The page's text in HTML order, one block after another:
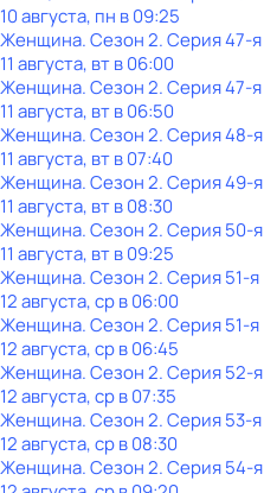
10 августа, пн в 09:25
Женщина. Сезон 2. Серия 47-я
11 августа, вт в 06:00
Женщина. Сезон 2. Серия 47-я
11 августа, вт в 06:50
Женщина. Сезон 2. Серия 48-я
11 августа, вт в 07:40
Женщина. Сезон 2. Серия 49-я
11 августа, вт в 08:30
Женщина. Сезон 2. Серия 50-я
11 августа, вт в 09:25
Женщина. Сезон 2. Серия 51-я
12 августа, ср в 06:00
Женщина. Сезон 2. Серия 51-я
12 августа, ср в 06:45
Женщина. Сезон 2. Серия 52-я
12 августа, ср в 07:35
Женщина. Сезон 2. Серия 53-я
12 августа, ср в 08:30
Женщина. Сезон 2. Серия 54-я